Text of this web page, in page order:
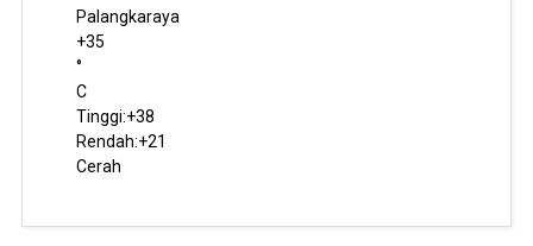
Palangkaraya
+35
°
C
Tinggi:+38
Rendah:+21
Cerah